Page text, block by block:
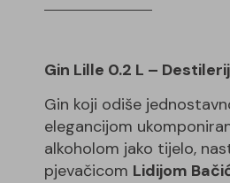
Gin Lille 0.2 L –
Gin koji odiše
elegancijom
alkoholom jako tijelo,
pjevačicom Lidijom